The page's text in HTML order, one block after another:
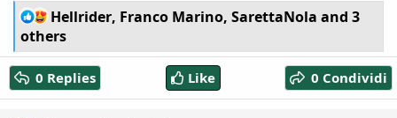
R
e
a
c
t
i
Hellrider, Franco Marino, SarettaNola and 3
others
0 Replies Like 0 Condividi